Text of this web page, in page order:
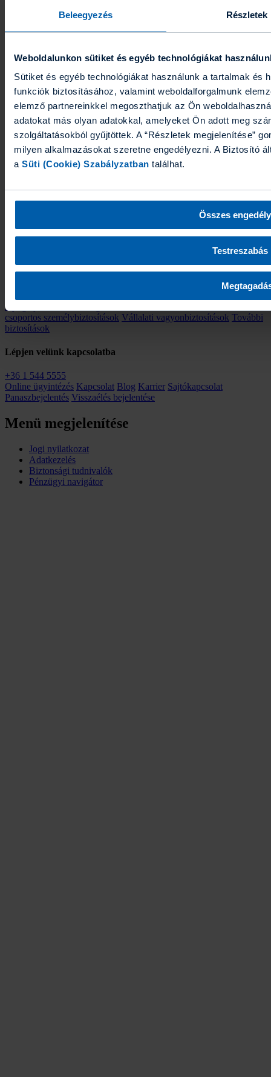
Beleegyezés Részletek
Weboldalunkon sütiket és egyéb technológiákat
Sütiket és egyéb technológiákat használunk a tartalmak és
funkciók biztosításához, valamint weboldalforgalmunk
elemző partnereinkkel megoszthatjuk az Ön
adatokat más olyan adatokkal, amelyeket Ön adott meg
szolgáltatásokból gyűjtöttek. A “Részletek megjelenítése”
milyen alkalmazásokat szeretne engedélyezni. A Biztosító
a Süti (Cookie) Szabályzatban találhat.
Összes
Testreszabás
telefonszámokon: +36-1/20/30/70/544-5555) ügyfélszolgálati
levélben; az alábbi címen: 1134 Budapest, Róbert Károly krt.
Kárügyek
Kárbejelentés Kárügyintézés Hiánypótlás Kárstátusz Kárrendezési
tájékoztatók
Fizetés és számla Online díjfizetés Egyenlegellenőrzés Szerződés
Letölthető
nyomtatványok
Eszközalapok Grafikonrajzoló
Utasbiztosítás
Nyugdíjbiztosítás és megtakarítás
csoportos személybiztosítások Vállalati vagyonbiztosítások További
biztosítások
Lépjen velünk kapcsolatba
+36 1 544 5555
Online ügyintézés Kapcsolat Blog Karrier Sajtókapcsolat
Panaszbejelentés Visszaélés bejelentése
Menü megjelenítése
Jogi nyilatkozat
Adatkezelés
Biztonsági tudnivalók
Pénzügyi navigátor